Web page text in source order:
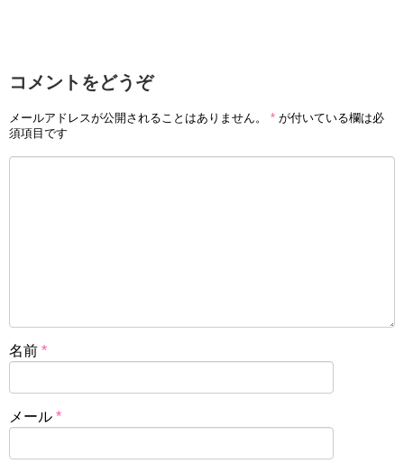
コメントをどうぞ
メールアドレスが公開されることはありません。 * が付いている欄は必
須項目です
名前 *
メール *